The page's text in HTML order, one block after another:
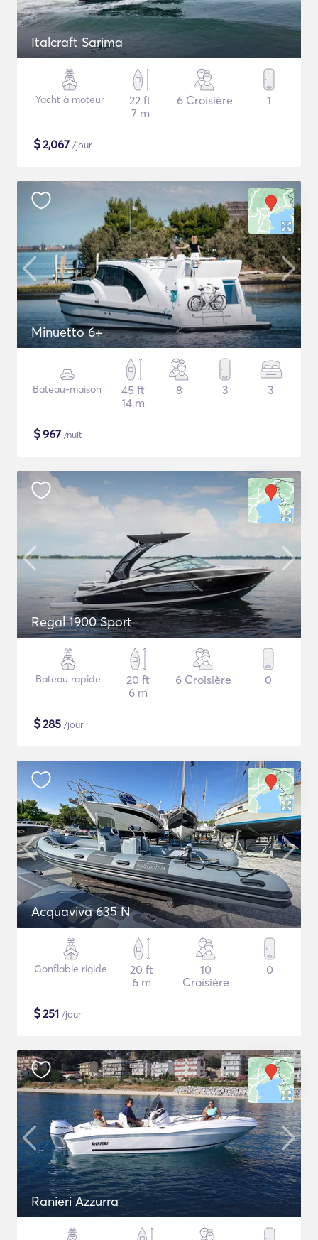
Italcraft Sarima
Yacht à moteur
22 ft
7 m
6 Croisière 1
$2,067 /jour
Minuetto 6+
Bateau-maison
45 ft
14 m
8 3 3
$967 /nuit
Regal 1900 Sport
Bateau rapide
20 ft
6 m
6 Croisière 0
$285 /jour
Acquaviva 635 N
Gonflable rigide
20 ft
6 m
10
Croisière
0
$251 /jour
Ranieri Azzurra